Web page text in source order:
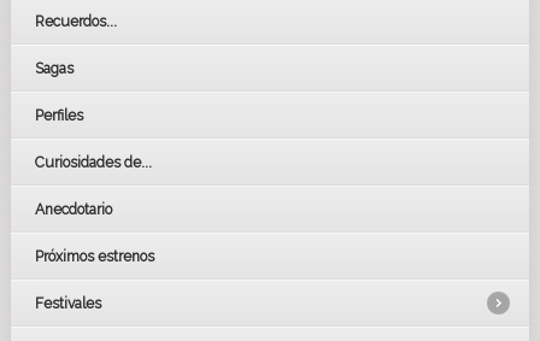
Recuerdos...
Sagas
Perfiles
Curiosidades de...
Anecdotario
Próximos estrenos
Festivales